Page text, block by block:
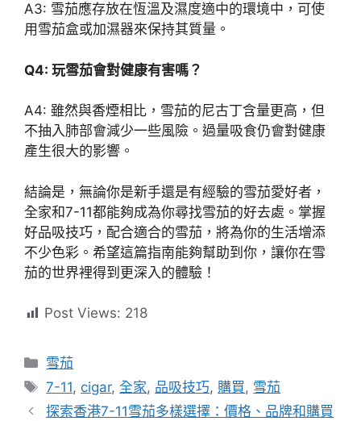
A3: 雪茄應存放在恆溫及濕度適中的環境中，可使
用雪茄盒或加濕器來保持其質量。
Q4: 玩雪茄會對健康有害嗎？
A4: 雖然與香煙相比，雪茄的尼古丁含量更高，但
不抽入肺部會減少一些風險。過量吸食仍會對健康
產生很大的影響。
結論是，無論你是新手還是有經驗的雪茄愛好者，
全家和7-11都能夠成為你尋找雪茄的好去處。掌握
好品吸技巧，配合適合的雪茄，將為你的生活增添
不少色彩。希望這篇指南能夠幫助到你，讓你在雪
茄的世界裡得到更深入的體驗！
Post Views: 218
分
類
雪茄
標
籤
7-11, cigar,全家, 品吸技巧, 購買, 雪茄
探索香港7-11雪茄多樣選擇：價格、品牌和購買